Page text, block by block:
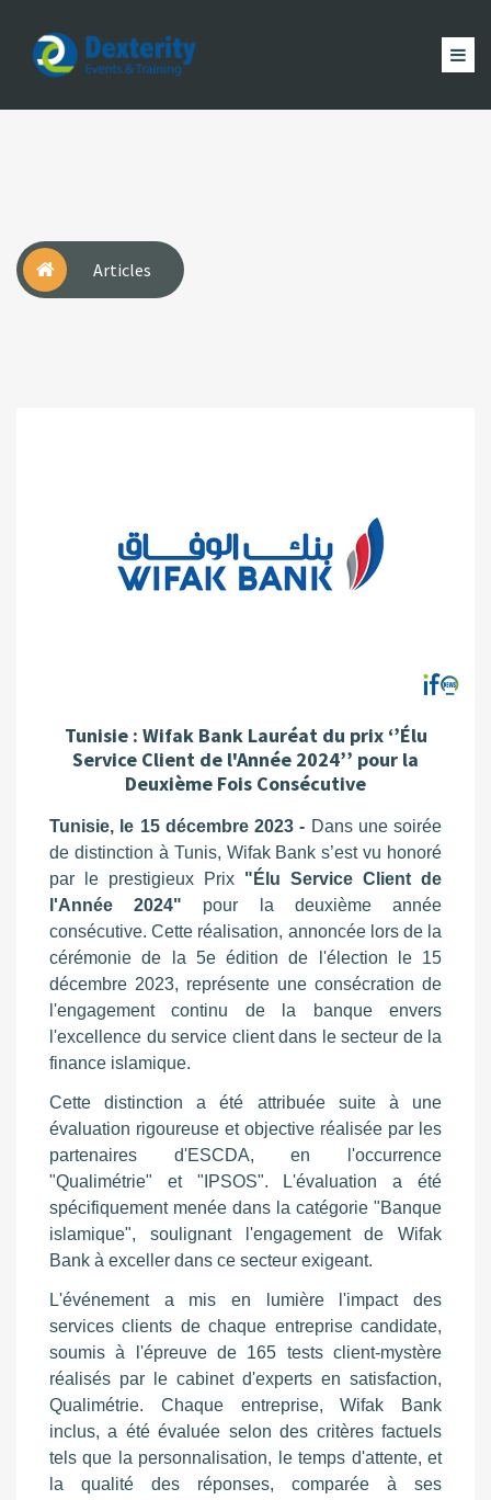
Dexterity
Events
Articles
Tunisie : Wifak Bank Lauréat du prix ‘’Élu
Service Client de l'Année 2024’’ pour la
Deuxième Fois Consécutive
Tunisie, le 15 décembre 2023 - Dans une soirée
de distinction à Tunis, Wifak Bank s’est vu honoré
par le prestigieux Prix "Élu Service Client de
l'Année 2024" pour la deuxième année
consécutive. Cette réalisation, annoncée lors de la
cérémonie de la 5e édition de l'élection le 15
décembre 2023, représente une consécration de
l'engagement continu de la banque envers
l'excellence du service client dans le secteur de la
finance islamique.
Cette distinction a été attribuée suite à une
évaluation rigoureuse et objective réalisée par les
partenaires d'ESCDA, en l'occurrence
"Qualimétrie" et "IPSOS". L'évaluation a été
spécifiquement menée dans la catégorie "Banque
islamique", soulignant l'engagement de Wifak
Bank à exceller dans ce secteur exigeant.
L'événement a mis en lumière l'impact des
services clients de chaque entreprise candidate,
soumis à l'épreuve de 165 tests client-mystère
réalisés par le cabinet d'experts en satisfaction,
Qualimétrie. Chaque entreprise, Wifak Bank
inclus, a été évaluée selon des critères factuels
tels que la personnalisation, le temps d'attente, et
la qualité des réponses, comparée à ses